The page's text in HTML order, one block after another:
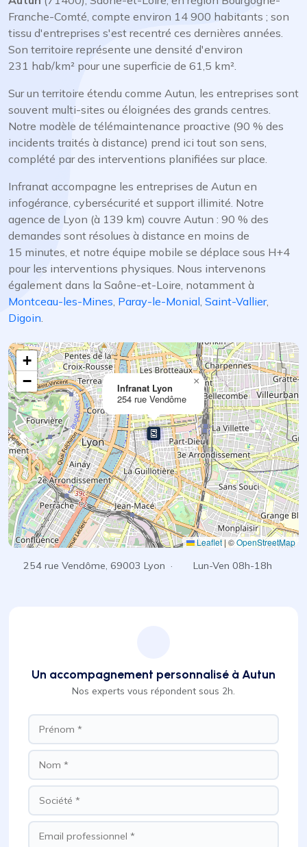
Franche-Comté, compte environ 14 900 habitants ; son
tissu d'entreprises s'est recentré ces dernières années.
Son territoire représente une densité d'environ
231 hab/km² pour une superficie de 61,5 km².
Sur un territoire étendu comme Autun, les entreprises sont
souvent multi-sites ou éloignées des grands centres.
Notre modèle de télémaintenance proactive (90 % des
incidents traités à distance) prend ici tout son sens,
complété par des interventions planifiées sur place.
Infranat accompagne les entreprises de Autun en
infogérance, cybersécurité et support illimité. Notre
agence de Lyon (à 139 km) couvre Autun : 90 % des
demandes sont résolues à distance en moins de
15 minutes, et notre équipe mobile se déplace sous H+4
pour les interventions physiques. Nous intervenons
également dans la Saône-et-Loire, notamment à
Montceau-les-Mines, Paray-le-Monial, Saint-Vallier,
Digoin.
Infranat Lyon
254 rue Vendôme
×
+
−
Leaflet|©OpenStreetMap
254 rue Vendôme, 69003 Lyon · Lun-Ven 08h-18h
Un accompagnement personnalisé à Autun
Nos experts vous répondent sous 2h.